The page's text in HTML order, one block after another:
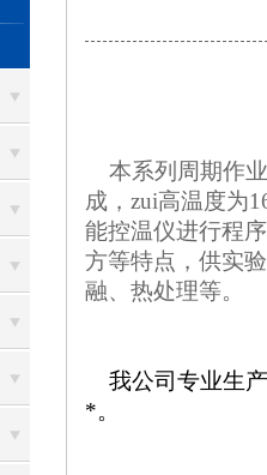
本系列周期作业
成，zui高温度为
能控温仪进行程
方等特点，供实
融、热处理等。
我公司专业生产
*。